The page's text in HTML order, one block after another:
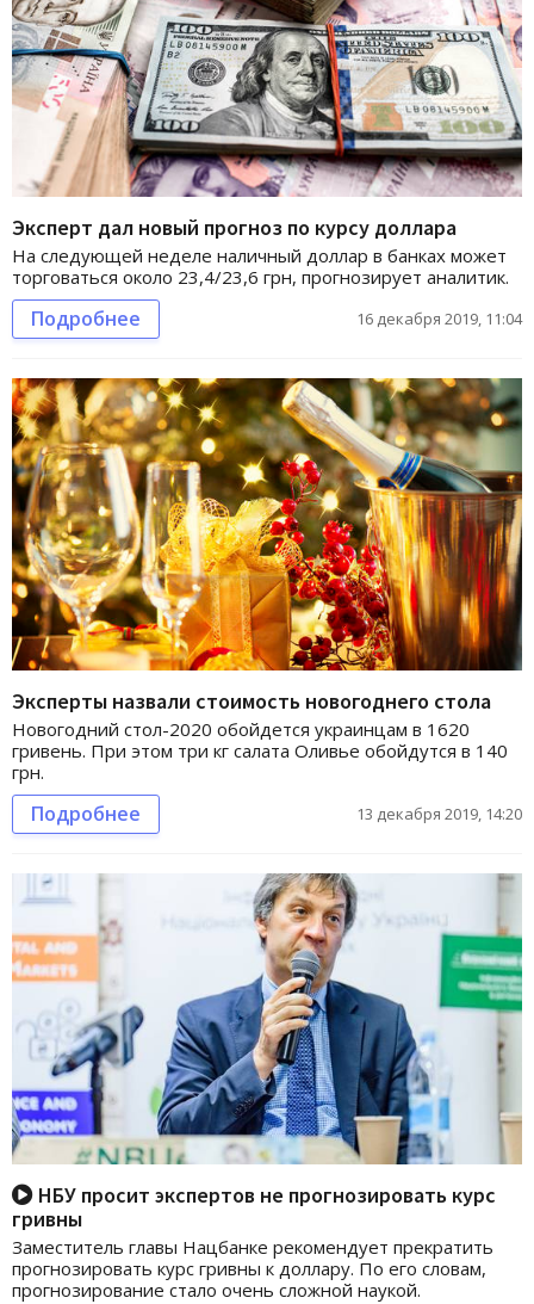
Эксперт дал новый прогноз по курсу доллара
На следующей неделе наличный доллар в банках может
торговаться около 23,4/23,6 грн, прогнозирует аналитик.
Подробнее 16 декабря 2019, 11:04
Эксперты назвали стоимость новогоднего стола
Новогодний стол-2020 обойдется украинцам в 1620
гривень. При этом три кг салата Оливье обойдутся в 140
грн.
Подробнее 13 декабря 2019, 14:20
НБУ просит экспертов не прогнозировать курс
гривны
Заместитель главы Нацбанке рекомендует прекратить
прогнозировать курс гривны к доллару. По его словам,
прогнозирование стало очень сложной наукой.